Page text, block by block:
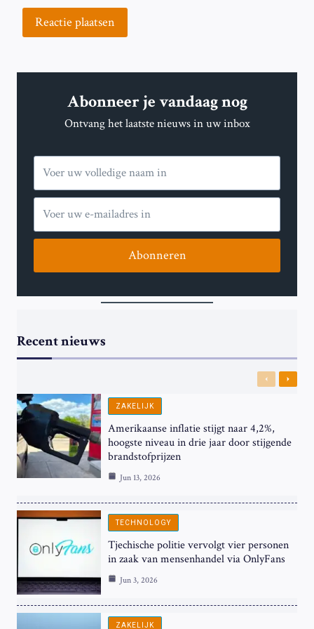
Abonneer je vandaag nog
Ontvang het laatste nieuws in uw inbox
Abonneren
Recent nieuws
Previous
Next
ZAKELIJK
Amerikaanse inflatie stijgt naar 4,2%,
hoogste niveau in drie jaar door stijgende
brandstofprijzen
Jun 13, 2026
TECHNOLOGY
Tjechische politie vervolgt vier personen
in zaak van mensenhandel via OnlyFans
Jun 3, 2026
ZAKELIJK